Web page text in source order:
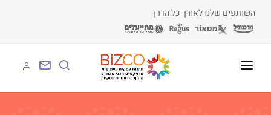
השותפים שלנו לאורך כל הדרך
על BIZCO